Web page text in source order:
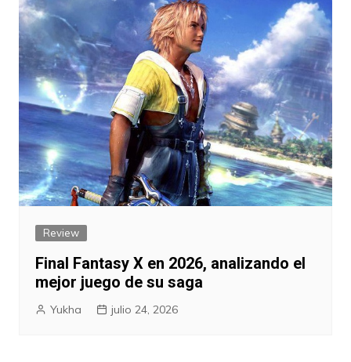
Review
Final Fantasy X en 2026, analizando el
mejor juego de su saga
Yukha julio 24, 2026